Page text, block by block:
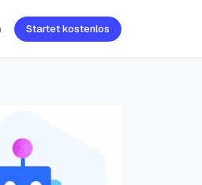
Startet kostenlos